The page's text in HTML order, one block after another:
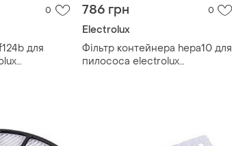
0
для
786 грн 0
Electrolux
Фільтр контейнера hepa10 для
пилососа electrolux